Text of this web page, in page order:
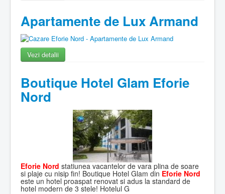
Apartamente de Lux Armand
Vezi detalii
Boutique Hotel Glam Eforie
Nord
Eforie Nord statiunea vacantelor de vara plina de soare
si plaje cu nisip fin! Boutique Hotel Glam din Eforie Nord
este un hotel proaspat renovat si adus la standard de
hotel modern de 3 stele! Hotelul G